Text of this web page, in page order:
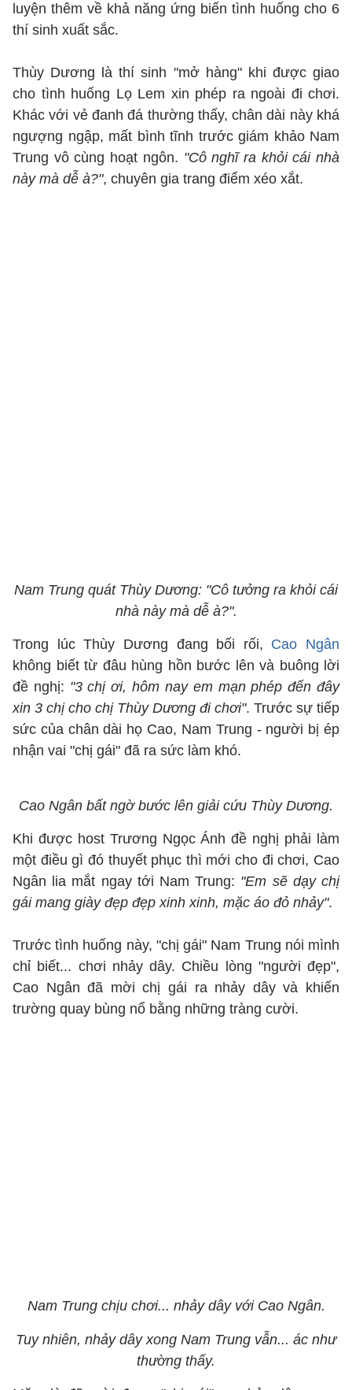
luyện thêm về khả năng ứng biến tình huống cho 6
thí sinh xuất sắc.
Thùy Dương là thí sinh "mở hàng" khi được giao
cho tình huống Lọ Lem xin phép ra ngoài đi chơi.
Khác với vẻ đanh đá thường thấy, chân dài này khá
ngượng ngập, mất bình tĩnh trước giám khảo Nam
Trung vô cùng hoạt ngôn. "Cô nghĩ ra khỏi cái nhà
này mà dễ à?", chuyên gia trang điểm xéo xắt.
Nam Trung quát Thùy Dương: "Cô tưởng ra khỏi cái
nhà này mà dễ à?".
Trong lúc Thùy Dương đang bối rối, Cao Ngân
không biết từ đâu hùng hồn bước lên và buông lời
đề nghị: "3 chị ơi, hôm nay em mạn phép đến đây
xin 3 chị cho chị Thùy Dương đi chơi". Trước sự tiếp
sức của chân dài họ Cao, Nam Trung - người bị ép
nhận vai "chị gái" đã ra sức làm khó.
Cao Ngân bất ngờ bước lên giải cứu Thùy Dương.
Khi được host Trương Ngọc Ánh đề nghị phải làm
một điều gì đó thuyết phục thì mới cho đi chơi, Cao
Ngân lia mắt ngay tới Nam Trung: "Em sẽ dạy chị
gái mang giày đẹp đẹp xinh xinh, mặc áo đỏ nhảy".
Trước tình huống này, "chị gái" Nam Trung nói mình
chỉ biết... chơi nhảy dây. Chiều lòng "người đẹp",
Cao Ngân đã mời chị gái ra nhảy dây và khiến
trường quay bùng nổ bằng những tràng cười.
Nam Trung chịu chơi... nhảy dây với Cao Ngân.
Tuy nhiên, nhảy dây xong Nam Trung vẫn... ác như
thường thấy.